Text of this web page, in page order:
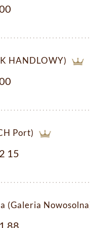
HANDLOWY)
Port)
15
(Galeria
88